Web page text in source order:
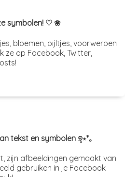
symbolen! ♡ ❀
bloemen, pijltjes, voorwerpen
ze op Facebook, Twitter,
tekst en symbolen ୭̥⋆*｡
zijn afbeeldingen gemaakt van
gebruiken in je Facebook